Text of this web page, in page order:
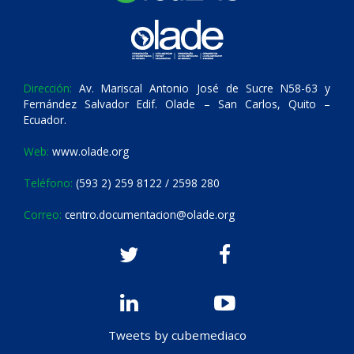
Dirección: Av. Mariscal Antonio José de Sucre N58-63 y
Fernández Salvador Edif. Olade – San Carlos, Quito –
Ecuador.
Web: www.olade.org
Teléfono: (593 2) 259 8122 / 2598 280
Correo: centro.documentacion@olade.org
Tweets by cubemediaco